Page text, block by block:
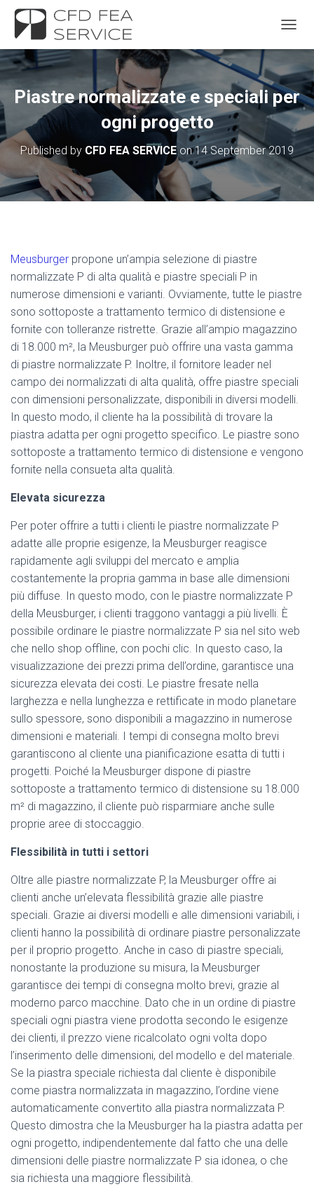
Piastre normalizzate e speciali per
ogni progetto
Published by CFD FEA SERVICEon14 September 2019
Meusburger propone un’ampia selezione di piastre
normalizzate P di alta qualità e piastre speciali P in
numerose dimensioni e varianti. Ovviamente, tutte le piastre
sono sottoposte a trattamento termico di distensione e
fornite con tolleranze ristrette. Grazie all’ampio magazzino
di 18.000 m², la Meusburger può offrire una vasta gamma
di piastre normalizzate P. Inoltre, il fornitore leader nel
campo dei normalizzati di alta qualità, offre piastre speciali
con dimensioni personalizzate, disponibili in diversi modelli.
In questo modo, il cliente ha la possibilità di trovare la
piastra adatta per ogni progetto specifico. Le piastre sono
sottoposte a trattamento termico di distensione e vengono
fornite nella consueta alta qualità.
Elevata sicurezza
Per poter offrire a tutti i clienti le piastre normalizzate P
adatte alle proprie esigenze, la Meusburger reagisce
rapidamente agli sviluppi del mercato e amplia
costantemente la propria gamma in base alle dimensioni
più diffuse. In questo modo, con le piastre normalizzate P
della Meusburger, i clienti traggono vantaggi a più livelli. È
possibile ordinare le piastre normalizzate P sia nel sito web
che nello shop offline, con pochi clic. In questo caso, la
visualizzazione dei prezzi prima dell’ordine, garantisce una
sicurezza elevata dei costi. Le piastre fresate nella
larghezza e nella lunghezza e rettificate in modo planetare
sullo spessore, sono disponibili a magazzino in numerose
dimensioni e materiali. I tempi di consegna molto brevi
garantiscono al cliente una pianificazione esatta di tutti i
progetti. Poiché la Meusburger dispone di piastre
sottoposte a trattamento termico di distensione su 18.000
m² di magazzino, il cliente può risparmiare anche sulle
proprie aree di stoccaggio.
Flessibilità in tutti i settori
Oltre alle piastre normalizzate P, la Meusburger offre ai
clienti anche un’elevata flessibilità grazie alle piastre
speciali. Grazie ai diversi modelli e alle dimensioni variabili, i
clienti hanno la possibilità di ordinare piastre personalizzate
per il proprio progetto. Anche in caso di piastre speciali,
nonostante la produzione su misura, la Meusburger
garantisce dei tempi di consegna molto brevi, grazie al
moderno parco macchine. Dato che in un ordine di piastre
speciali ogni piastra viene prodotta secondo le esigenze
dei clienti, il prezzo viene ricalcolato ogni volta dopo
l’inserimento delle dimensioni, del modello e del materiale.
Se la piastra speciale richiesta dal cliente è disponibile
come piastra normalizzata in magazzino, l’ordine viene
automaticamente convertito alla piastra normalizzata P.
Questo dimostra che la Meusburger ha la piastra adatta per
ogni progetto, indipendentemente dal fatto che una delle
dimensioni delle piastre normalizzate P sia idonea, o che
sia richiesta una maggiore flessibilità.